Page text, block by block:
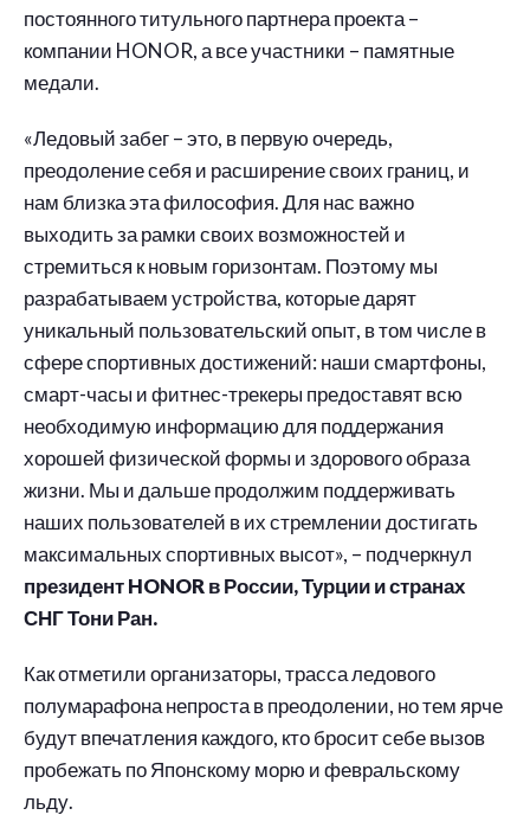
постоянного титульного партнера проекта –
компании HONOR, а все участники – памятные
медали.
«Ледовый забег – это, в первую очередь,
преодоление себя и расширение своих границ, и
нам близка эта философия. Для нас важно
выходить за рамки своих возможностей и
стремиться к новым горизонтам. Поэтому мы
разрабатываем устройства, которые дарят
уникальный пользовательский опыт, в том числе в
сфере спортивных достижений: наши смартфоны,
смарт-часы и фитнес-трекеры предоставят всю
необходимую информацию для поддержания
хорошей физической формы и здорового образа
жизни. Мы и дальше продолжим поддерживать
наших пользователей в их стремлении достигать
максимальных спортивных высот», – подчеркнул
президент HONOR в России, Турции и странах
СНГ Тони Ран.
Как отметили организаторы, трасса ледового
полумарафона непроста в преодолении, но тем ярче
будут впечатления каждого, кто бросит себе вызов
пробежать по Японскому морю и февральскому
льду.